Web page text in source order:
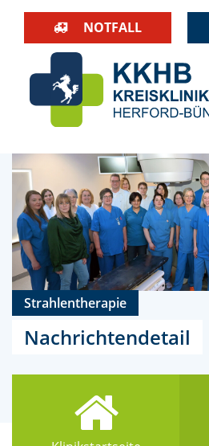
NOTFALL
Strahlentherapie
Nachrichtendetail